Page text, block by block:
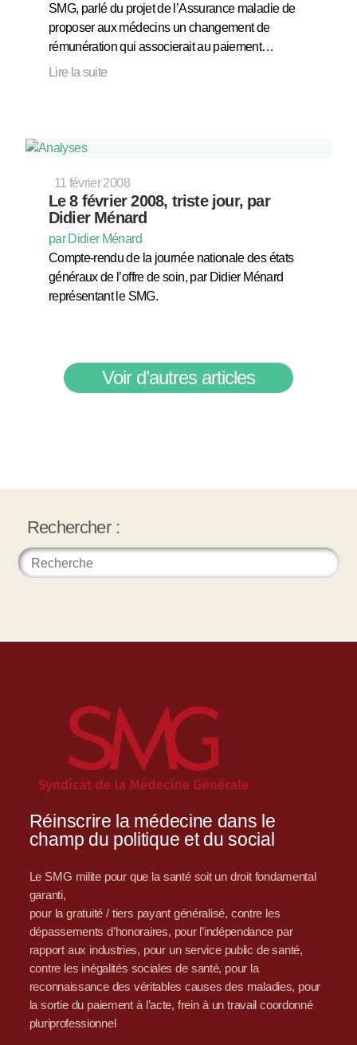
SMG, parlé du projet de l’Assurance maladie de
proposer aux médecins un changement de
rémunération qui associerait au paiement…
Lire la suite
11 février 2008
Le 8 février 2008, triste jour, par
Didier Ménard
par Didier Ménard
Compte-rendu de la journée nationale des états
généraux de l’offre de soin, par Didier Ménard
représentant le SMG.
Voir d’autres articles
Rechercher :
Réinscrire la médecine dans le
champ du politique et du social
Le SMG milite pour que la santé soit un droit fondamental
garanti,
pour la gratuité / tiers payant généralisé, contre les
dépassements d’honoraires, pour l’indépendance par
rapport aux industries, pour un service public de santé,
contre les inégalités sociales de santé, pour la
reconnaissance des véritables causes des maladies, pour
la sortie du paiement à l’acte, frein à un travail coordonné
pluriprofessionnel